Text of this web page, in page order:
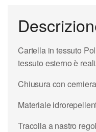
Cartella in tessuto
tessuto esterno è
Chiusura con
Materiale
Tracolla a nastro